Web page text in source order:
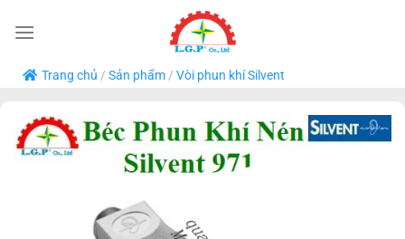
qua
dung
Trang chủ / Sản phẩm/ Vòi phun khí Silvent